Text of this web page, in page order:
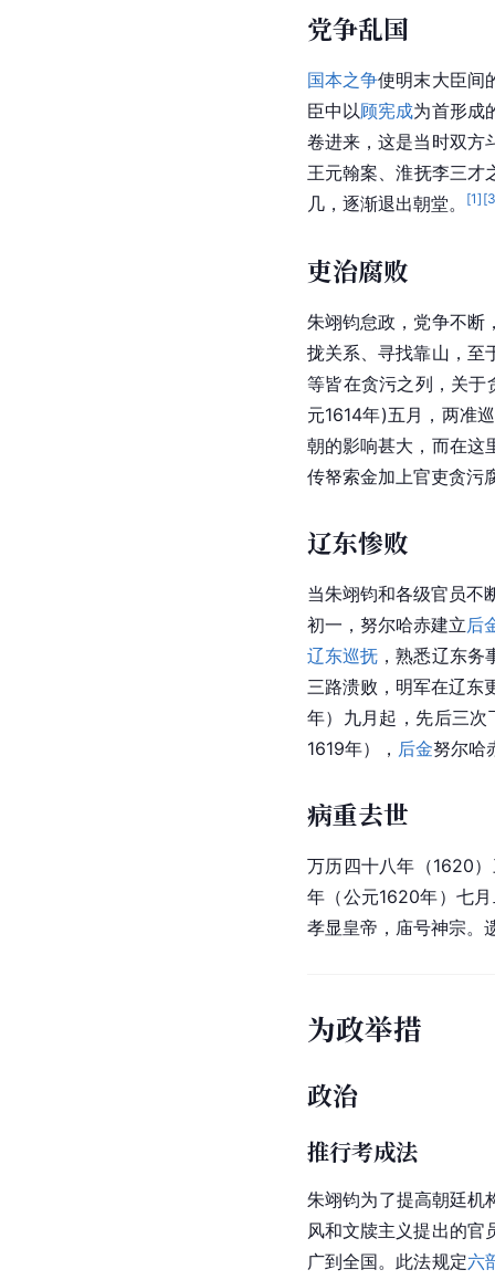
党争乱国
国本之争使明末大臣间
臣中以顾宪成为首形成
卷进来，这是当时双方
王元翰案、淮抚李三才
几，逐渐退出朝堂。
[1] [
吏治腐败
朱翊钧怠政，党争不断
拢关系、寻找靠山，至
等皆在贪污之列，关于
元1614年)五月，两准
朝的影响甚大，而在这
传帑索金加上官吏贪污
辽东惨败
当朱翊钧和各级官员不
初一，努尔哈赤建立后
辽东巡抚 ，熟悉辽东
三路溃败，明军在辽东
年）九月起，先后三次
1619年）， 后金努尔哈
病重去世
万历四十八年（1620
年（公元1620年）七
孝显皇帝，庙号神宗。
为政举措
政治
推行考成法
朱翊钧为了提高朝廷机
风和文牍主义提出的官
广到全国。此法规定六